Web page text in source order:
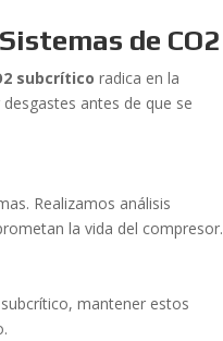
de CO2
subcrítico radica en la
antes de que se
Realizamos análisis
la vida del compresor.
mantener estos